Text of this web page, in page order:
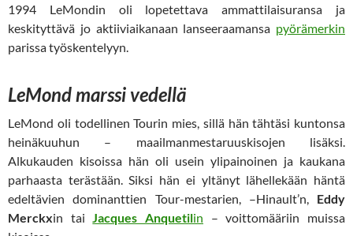
1994 LeMondin oli lopetettava ammattilaisuransa ja
keskityttävä jo aktiiviaikanaan lanseeraamansa pyörämerkin
parissa työskentelyyn.
LeMond marssi vedellä
LeMond oli todellinen Tourin mies, sillä hän tähtäsi kuntonsa
heinäkuuhun – maailmanmestaruuskisojen lisäksi.
Alkukauden kisoissa hän oli usein ylipainoinen ja kaukana
parhaasta terästään. Siksi hän ei yltänyt lähellekään häntä
edeltävien dominanttien Tour-mestarien, –Hinault’n, Eddy
Merckxin taiJacques Anquetilin – voittomääriin muissa